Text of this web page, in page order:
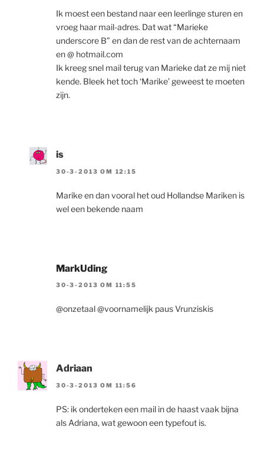
Ik moest een bestand naar een leerlinge sturen en
vroeg haar mail-adres. Dat wat “Marieke
underscore B” en dan de rest van de achternaam
en @ hotmail.com
Ik kreeg snel mail terug van Marieke dat ze mij niet
kende. Bleek het toch ‘Marike’ geweest te moeten
zijn.
is
30-3-2013 OM 12:15
Marike en dan vooral het oud Hollandse Mariken is
wel een bekende naam
MarkUding
30-3-2013 OM 11:55
@onzetaal @voornamelijk paus Vrunziskis
Adriaan
30-3-2013 OM 11:56
PS: ik onderteken een mail in de haast vaak bijna
als Adriana, wat gewoon een typefout is.